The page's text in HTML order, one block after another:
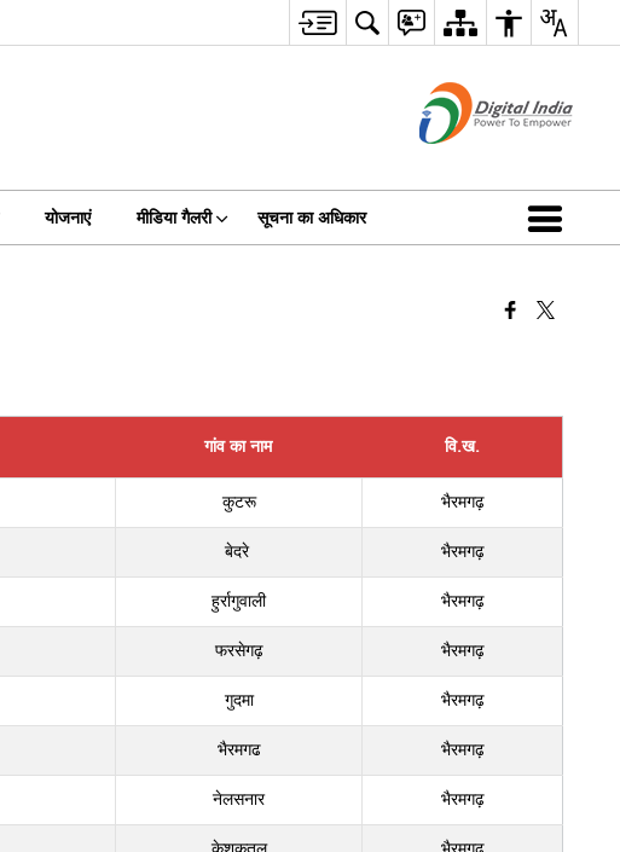
योजनाएं मीडिया गैलरी सूचना का अधिकार
गांव का नाम वि.ख.
कुटरू
भैरमगढ़
बेदरे
भैरमगढ़
हुर्रागुवाली
भैरमगढ़
फरसेगढ़
भैरमगढ़
गुदमा
भैरमगढ़
भैरमगढ
भैरमगढ़
नेलसनार
भैरमगढ़